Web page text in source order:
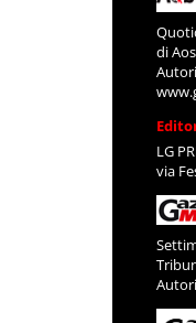
di
LG
via